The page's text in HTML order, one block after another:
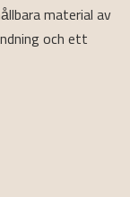
material av
och ett